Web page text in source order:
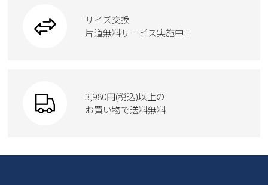
ウェア
moz
ブーツ
Parade
GAP
new balance
瞬足
トートバッグサイズ交換
片道無料サービス実施中！
3,980円(税込)以上の
お買い物で送料無料